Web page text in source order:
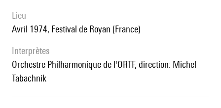
lieu
Avril 1974, Festival de Royan (France)
interprètes
Orchestre Philharmonique de l'ORTF, direction: Michel
Tabachnik